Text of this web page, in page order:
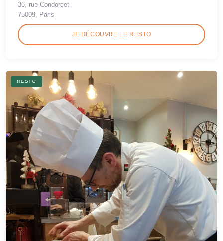
36, rue Condorcet
75009, Paris
JE DÉCOUVRE LE RESTO
RESTO